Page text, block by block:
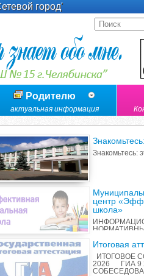
город'
Родителю
актуальная информация
центр
школа»
Итоговая
ИТОГОВОЕ
2026 ГИА 9